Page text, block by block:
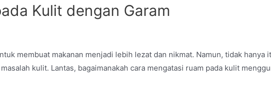
Kulit dengan Garam
membuat makanan menjadi lebih lezat dan nikmat. Namun, tidak hanya
kulit. Lantas, bagaimanakah cara mengatasi ruam pada kulit